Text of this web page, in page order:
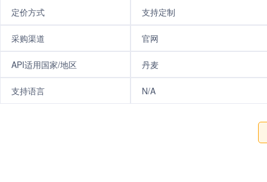
定价方式 支持定制
采购渠道 官网
API适用国家/地区 丹麦
支持语言 N/A